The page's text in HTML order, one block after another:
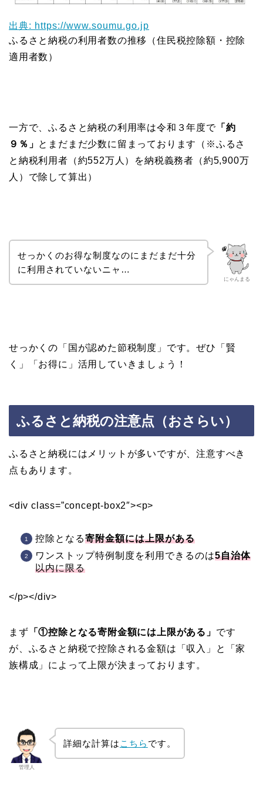
出典: https://www.soumu.go.jp
ふるさと納税の利用者数の推移（住民税控除額・控除
適用者数）
一方で、ふるさと納税の利用率は令和３年度で「約
９％」 とまだまだ少数に留まっております（※ふるさ
と納税利用者（約552万人）を納税義務者（約5,900万
人）で除して算出）
にゃんまる
せっかくのお得な制度なのにまだまだ十分
に利用されていないニャ…
せっかくの「国が認めた節税制度」です。ぜひ「賢
く」「お得に」活用していきましょう！
ふるさと納税の注意点（おさらい）
ふるさと納税にはメリットが多いですが、注意すべき
点もあります。
<div class=”concept-box2″><p>
控除となる寄附金額には上限がある
ワンストップ特例制度を利用できるのは5自治体
以内に限る
</p></div>
まず 「①控除となる寄附金額には上限がある」 です
が、ふるさと納税で控除される金額は「収入」と「家
族構成」によって上限が決まっております。
管理人
詳細な計算は こちら です。